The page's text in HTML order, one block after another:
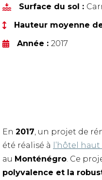
Surface du sol :
Hauteur moyenne
Année :2017
En 2017, un projet de
été réalisé à
l’hôtel
au Monténégro. Ce
polyvalence et la